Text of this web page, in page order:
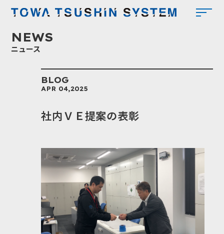
NEWS
ニュース
BLOG
APR 04,2025
社内ＶＥ提案の表彰